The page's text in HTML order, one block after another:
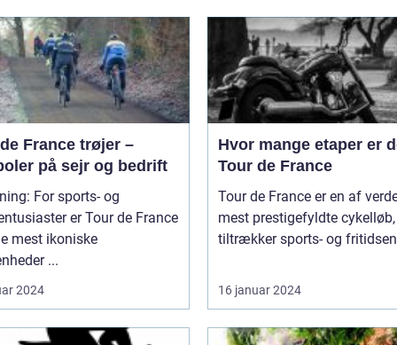
France trøjer –
på sejr og bedrift
For sports- og
er Tour de France
mest ikoniske
...
2024
Hvor mange etaper er
Tour de France
Tour de France er en af
mest prestigefyldte
tiltrækker sports- og
16 januar 2024